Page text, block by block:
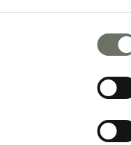
hyllning till